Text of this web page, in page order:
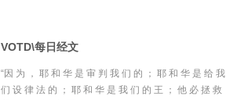
VOTD\每日经文
“因 为 ， 耶 和 华 是 审 判 我 们 的 ； 耶 和 华 是 给 我
们 设 律 法 的 ； 耶 和 华 是 我 们 的 王 ； 他 必 拯 救